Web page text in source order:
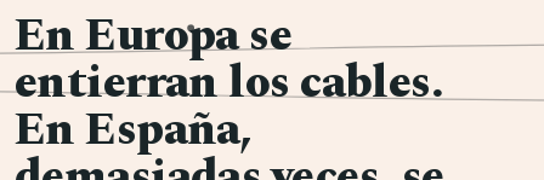
En Europa se
entierran los cables.
En España,